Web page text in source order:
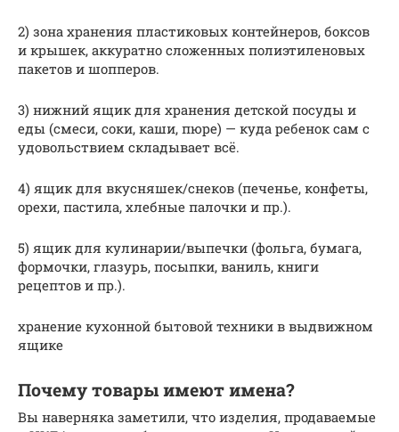
2) зона хранения пластиковых контейнеров, боксов
и крышек, аккуратно сложенных полиэтиленовых
пакетов и шопперов.
3) нижний ящик для хранения детской посуды и
еды (смеси, соки, каши, пюре) — куда ребенок сам с
удовольствием складывает всё.
4) ящик для вкусняшек/снеков (печенье, конфеты,
орехи, пастила, хлебные палочки и пр.).
5) ящик для кулинарии/выпечки (фольга, бумага,
формочки, глазурь, посыпки, ваниль, книги
рецептов и пр.).
хранение кухонной бытовой техники в выдвижном
ящике
Почему товары имеют имена?
Вы наверняка заметили, что изделия, продаваемые